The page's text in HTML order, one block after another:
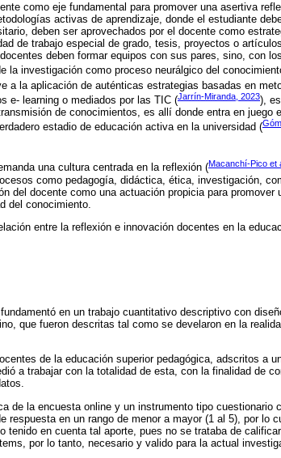
como eje fundamental para promover una asertiva
activas de aprendizaje, donde el estudiante
deben ser aprovechados por el docente como
de trabajo especial de grado, tesis, proyectos o
deben formar equipos con sus pares, sino, con
la investigación como proceso neurálgico del
a la aplicación de auténticas estrategias basadas en
e- learning o mediados por las TIC (Jarrín-Miranda, 2023),
de conocimientos, es allí donde entra en juego
estadio de educación activa en la universidad (
una cultura centrada en la reflexión (Macanchí-Pico et
como pedagogía, didáctica, ética, investigación,
del docente como una actuación propicia para promover
del conocimiento.
entre la reflexión e innovación docentes en la
en un trabajo cuantitativo descriptivo con
que fueron descritas tal como se develaron en la
de la educación superior pedagógica, adscritos a
a trabajar con la totalidad de esta, con la finalidad de
de la encuesta online y un instrumento tipo cuestionario
en un rango de menor a mayor (1 al 5), por lo
tenido en cuenta tal aporte, pues no se trataba de
por lo tanto, necesario y valido para la actual